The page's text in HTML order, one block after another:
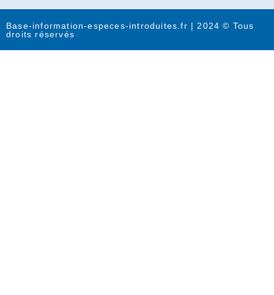
Base-information-especes-introduites.fr | 2024 © Tous
droits réservés